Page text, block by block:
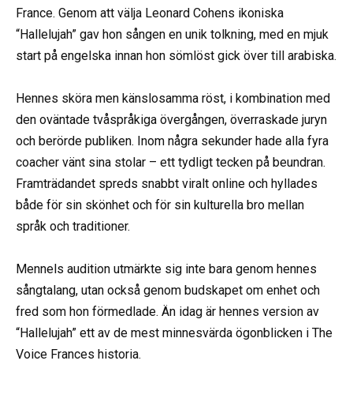
France. Genom att välja Leonard Cohens ikoniska
“Hallelujah” gav hon sången en unik tolkning, med en mjuk
start på engelska innan hon sömlöst gick över till arabiska.
Hennes sköra men känslosamma röst, i kombination med
den oväntade tvåspråkiga övergången, överraskade juryn
och berörde publiken. Inom några sekunder hade alla fyra
coacher vänt sina stolar – ett tydligt tecken på beundran.
Framträdandet spreds snabbt viralt online och hyllades
både för sin skönhet och för sin kulturella bro mellan
språk och traditioner.
Mennels audition utmärkte sig inte bara genom hennes
sångtalang, utan också genom budskapet om enhet och
fred som hon förmedlade. Än idag är hennes version av
“Hallelujah” ett av de mest minnesvärda ögonblicken i The
Voice Frances historia.